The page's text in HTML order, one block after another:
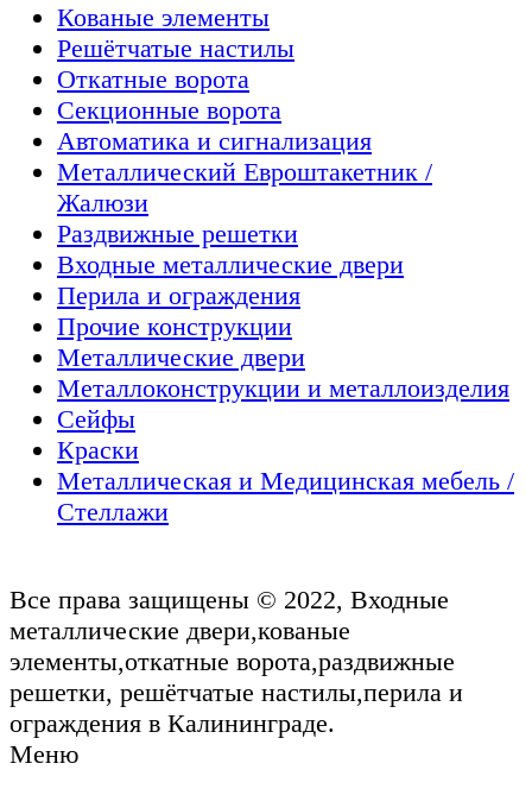
Кованые элементы
Решётчатые настилы
Откатные ворота
Секционные ворота
Автоматика и сигнализация
Металлический Евроштакетник /
Жалюзи
Раздвижные решетки
Входные металлические двери
Перила и ограждения
Прочие конструкции
Металлические двери
Металлоконструкции и металлоизделия
Сейфы
Краски
Металлическая и Медицинская мебель /
Стеллажи
Все права защищены © 2022, Входные
металлические двери,кованые
элементы,откатные ворота,раздвижные
решетки, решётчатые настилы,перила и
ограждения в Калининграде.
Меню